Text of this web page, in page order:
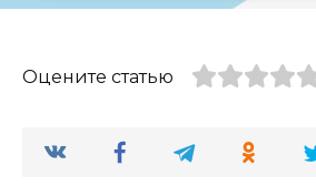
Оцените статью